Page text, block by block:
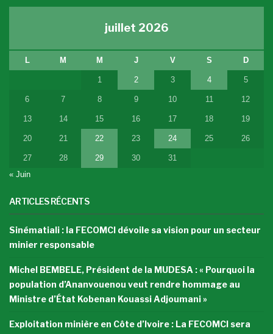
juillet 2026
L M M J V S D
1 2 3 4 5
6 7 8 9 10 11 12
13 14 15 16 17 18 19
20 21 22 23 24 25 26
27 28 29 30
31
« Juin
ARTICLES RÉCENTS
Sinématiali : la FECOMCI dévoile sa vision pour un secteur
minier responsable
Michel BEMBELE, Président de la MUDESA : « Pourquoi la
population d’Ananvouenou veut rendre hommage au
Ministre d’État Kobenan Kouassi Adjoumani »
Exploitation minière en Côte d’Ivoire : La FECOMCI sera